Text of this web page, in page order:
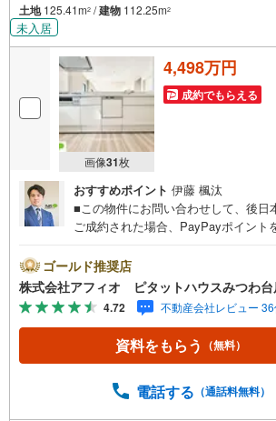
土地125.41m2 /建物 112.25m2
未入居
画像31枚
4,498万円
成約でもらえる
おすすめポイント 伊藤 楓汰
■この物件にお問い合わせして、後日
ご成約された場合、PayPayポイン
中‥365日ご案内いつでも大歓迎!!東武
徒歩23分徒歩圏内に買い物施設充実！
分とお子様の通学も安心です ■4LDK
ビング全体を見渡せるカウンターキッ
器付き ■衣類や季節物バッグ・帽子
収納できるウォークインクローゼッ
風良好■全居室6帖以上!!■カースペー
ゴールド推奨店
株式会社アフィオ ピタットハウスみつわ台
4.72 不動産会社レビュー
資料をもらう （無料）
電話する （通話料無料）